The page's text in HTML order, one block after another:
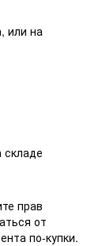
или на
прав
от
по-купки.